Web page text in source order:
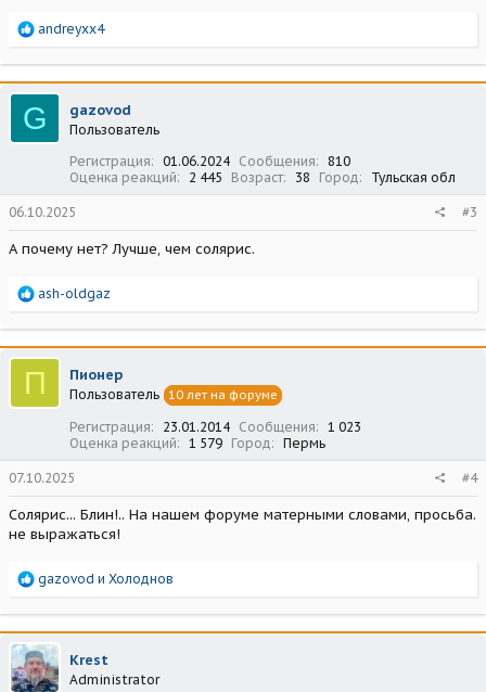
Р
а
к
ц
и
и
andreyxx4
G gazovod
Пользователь
Регистрация
01.06.2024 Сообщения
810
Оценка реакций
2 445 Возраст 38 Город Тульская обл
06.10.2025 #3
А почему нет? Лучше, чем солярис.
Р
а
к
ц
и
и
ash-oldgaz
П Пионер
Пользователь 10 лет на форуме
Регистрация 23.01.2014 Сообщения
1 023
Оценка реакций
1 579 Город Пермь
07.10.2025 #4
Солярис... Блин!.. На нашем форуме матерными словами, просьба.
не выражаться!
Р
а
к
ц
и
и
gazovod и Холоднов
Krest
Administrator